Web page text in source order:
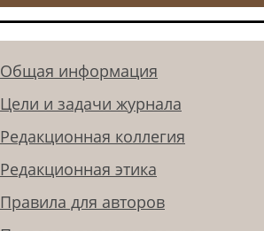
Общая информация
Цели и задачи журнала
Редакционная коллегия
Редакционная этика
Правила для авторов